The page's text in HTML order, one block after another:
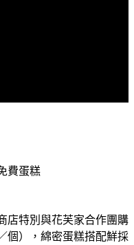
費蛋糕
店特別與花芙家合作團購
個），綿密蛋糕搭配鮮採